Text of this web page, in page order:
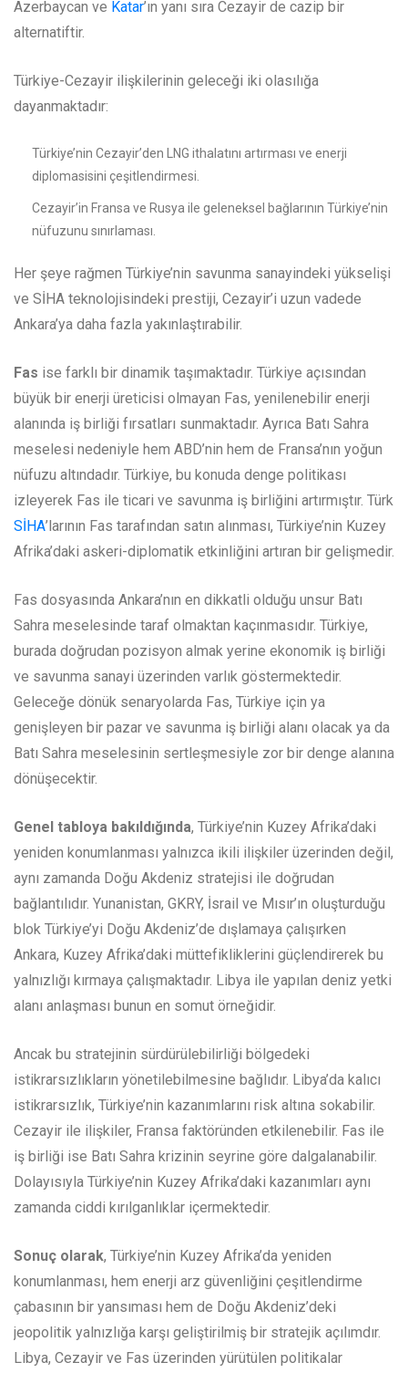
Azerbaycan ve Katar’ın yanı sıra Cezayir de cazip bir
alternatiftir.
Türkiye-Cezayir ilişkilerinin geleceği iki olasılığa
dayanmaktadır:
Türkiye’nin Cezayir’den LNG ithalatını artırması ve enerji
diplomasisini çeşitlendirmesi.
Cezayir’in Fransa ve Rusya ile geleneksel bağlarının Türkiye’nin
nüfuzunu sınırlaması.
Her şeye rağmen Türkiye’nin savunma sanayindeki yükselişi
ve SİHA teknolojisindeki prestiji, Cezayir’i uzun vadede
Ankara’ya daha fazla yakınlaştırabilir.
Fas ise farklı bir dinamik taşımaktadır. Türkiye açısından
büyük bir enerji üreticisi olmayan Fas, yenilenebilir enerji
alanında iş birliği fırsatları sunmaktadır. Ayrıca Batı Sahra
meselesi nedeniyle hem ABD’nin hem de Fransa’nın yoğun
nüfuzu altındadır. Türkiye, bu konuda denge politikası
izleyerek Fas ile ticari ve savunma iş birliğini artırmıştır. Türk
SİHA’larının Fas tarafından satın alınması, Türkiye’nin Kuzey
Afrika’daki askeri-diplomatik etkinliğini artıran bir gelişmedir.
Fas dosyasında Ankara’nın en dikkatli olduğu unsur Batı
Sahra meselesinde taraf olmaktan kaçınmasıdır. Türkiye,
burada doğrudan pozisyon almak yerine ekonomik iş birliği
ve savunma sanayi üzerinden varlık göstermektedir.
Geleceğe dönük senaryolarda Fas, Türkiye için ya
genişleyen bir pazar ve savunma iş birliği alanı olacak ya da
Batı Sahra meselesinin sertleşmesiyle zor bir denge alanına
dönüşecektir.
Genel tabloya bakıldığında, Türkiye’nin Kuzey Afrika’daki
yeniden konumlanması yalnızca ikili ilişkiler üzerinden değil,
aynı zamanda Doğu Akdeniz stratejisi ile doğrudan
bağlantılıdır. Yunanistan, GKRY, İsrail ve Mısır’ın oluşturduğu
blok Türkiye’yi Doğu Akdeniz’de dışlamaya çalışırken
Ankara, Kuzey Afrika’daki müttefikliklerini güçlendirerek bu
yalnızlığı kırmaya çalışmaktadır. Libya ile yapılan deniz yetki
alanı anlaşması bunun en somut örneğidir.
Ancak bu stratejinin sürdürülebilirliği bölgedeki
istikrarsızlıkların yönetilebilmesine bağlıdır. Libya’da kalıcı
istikrarsızlık, Türkiye’nin kazanımlarını risk altına sokabilir.
Cezayir ile ilişkiler, Fransa faktöründen etkilenebilir. Fas ile
iş birliği ise Batı Sahra krizinin seyrine göre dalgalanabilir.
Dolayısıyla Türkiye’nin Kuzey Afrika’daki kazanımları aynı
zamanda ciddi kırılganlıklar içermektedir.
Sonuç olarak, Türkiye’nin Kuzey Afrika’da yeniden
konumlanması, hem enerji arz güvenliğini çeşitlendirme
çabasının bir yansıması hem de Doğu Akdeniz’deki
jeopolitik yalnızlığa karşı geliştirilmiş bir stratejik açılımdır.
Libya, Cezayir ve Fas üzerinden yürütülen politikalar